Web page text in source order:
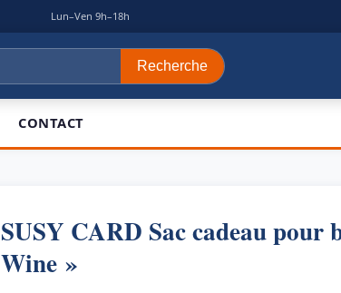
Lun–Ven 9h–18h
Recherche
CONTACT
SUSY CARD Sac cadeau pour
Wine »